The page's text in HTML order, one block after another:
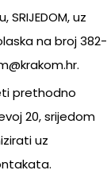
uz
na broj 382-
prethodno
20, srijedom
uz